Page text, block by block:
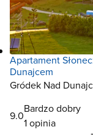
Apartament
Dunajcem
Gródek Nad
9.0
Bardzo dobry
1 opinia